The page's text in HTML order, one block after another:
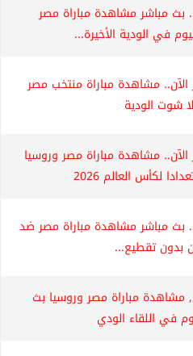
بث مباشر مشاهدة مباراة مصر
في الودية الأخيرة...
الآن.. مشاهدة مباراة منتخب مصر
شوت الودية
مشاهدة مباراة مصر وروسيا
لكأس العالم 2026
بث مباشر مشاهدة مباراة مصر ضد
بدون تقطيع...
مشاهدة مباراة مصر وروسيا بث
في اللقاء الودي